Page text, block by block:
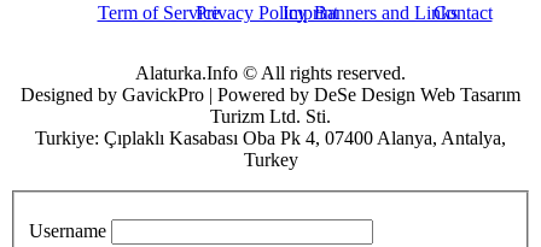
Term of ServicePrivacy PolicyImprintBanners and LinksContact
Alaturka.Info © All rights reserved.
Designed by GavickPro | Powered by DeSe Design Web Tasarım
Turizm Ltd. Sti.
Turkiye: Çıplaklı Kasabası Oba Pk 4, 07400 Alanya, Antalya,
Turkey
Username